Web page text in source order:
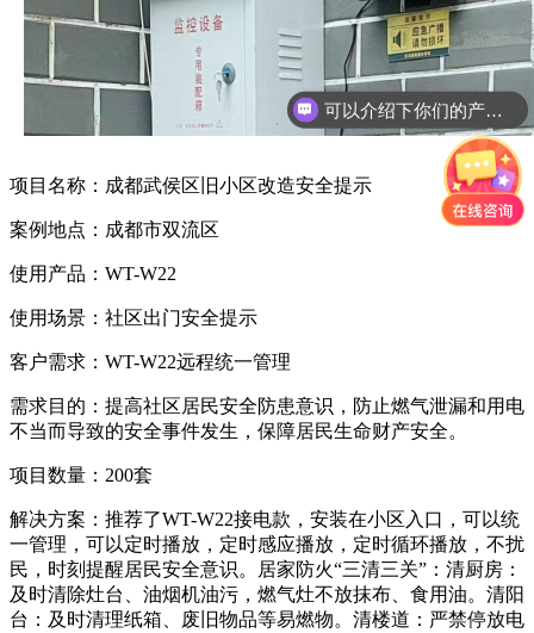
项目名称：成都武侯区旧小区改造安全提示
案例地点：成都市双流区
使用产品：WT-W22
使用场景：社区出门安全提示
客户需求：WT-W22远程统一管理
需求目的：提高社区居民安全防患意识，防止燃气泄漏和用电
不当而导致的安全事件发生，保障居民生命财产安全。
项目数量：200套
解决方案：推荐了WT-W22接电款，安装在小区入口，可以统
一管理，可以定时播放，定时感应播放，定时循环播放，不扰
民，时刻提醒居民安全意识。居家防火“三清三关”：清厨房：
及时清除灶台、油烟机油污，燃气灶不放抹布、食用油。清阳
台：及时清理纸箱、废旧物品等易燃物。清楼道：严禁停放电
可以介绍下你们的产品么？